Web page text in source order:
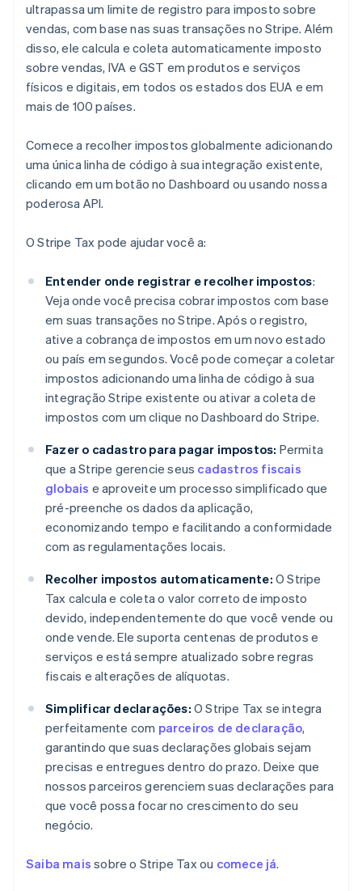
ultrapassa um limite de registro para imposto sobre
vendas, com base nas suas transações no Stripe. Além
disso, ele calcula e coleta automaticamente imposto
sobre vendas, IVA e GST em produtos e serviços
físicos e digitais, em todos os estados dos EUA e em
mais de 100 países.
Comece a recolher impostos globalmente adicionando
uma única linha de código à sua integração existente,
clicando em um botão no Dashboard ou usando nossa
poderosa API.
O Stripe Tax pode ajudar você a:
Entender onde registrar e recolher impostos:
Veja onde você precisa cobrar impostos com base
em suas transações no Stripe. Após o registro,
ative a cobrança de impostos em um novo estado
ou país em segundos. Você pode começar a coletar
impostos adicionando uma linha de código à sua
integração Stripe existente ou ativar a coleta de
impostos com um clique no Dashboard do Stripe.
Fazer o cadastro para pagar impostos: Permita
que a Stripe gerencie seus cadastros fiscais
globais e aproveite um processo simplificado que
pré-preenche os dados da aplicação,
economizando tempo e facilitando a conformidade
com as regulamentações locais.
Recolher impostos automaticamente: O Stripe
Tax calcula e coleta o valor correto de imposto
devido, independentemente do que você vende ou
onde vende. Ele suporta centenas de produtos e
serviços e está sempre atualizado sobre regras
fiscais e alterações de alíquotas.
Simplificar declarações: O Stripe Tax se integra
perfeitamente com parceiros de declaração,
garantindo que suas declarações globais sejam
precisas e entregues dentro do prazo. Deixe que
nossos parceiros gerenciem suas declarações para
que você possa focar no crescimento do seu
negócio.
Saiba mais sobre o Stripe Tax ou comece já.